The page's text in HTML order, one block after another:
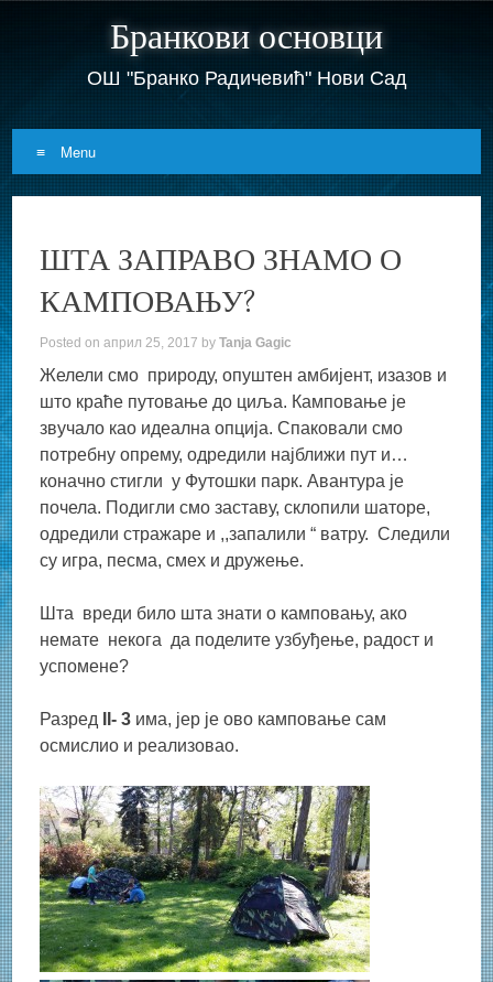
Бранкови основци
ОШ "Бранко Радичевић" Нови Сад
Menu
Skip
content
ШТА ЗАПРАВО ЗНАМО О
КАМПОВАЊУ?
Posted onаприл 25, 2017 byTanja Gagic
Желели смо природу, опуштен амбијент, изазов и
што краће путовање до циља. Камповање је
звучало као идеална опција. Спаковали смо
потребну опрему, одредили најближи пут и…
коначно стигли у Футошки парк. Авантура је
почела. Подигли смо заставу, склопили шаторе,
одредили стражаре и ,,запалили “ ватру. Следили
су игра, песма, смех и дружење.
Шта вреди било шта знати о камповању, ако
немате некoга да поделите узбуђење, радост и
успомене?
Разред II- 3 има, јер је ово камповање сам
осмислио и реализовао.